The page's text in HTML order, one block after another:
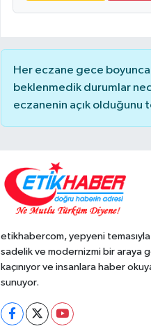
Her eczane gece boyunca
beklenmedik durumlar
eczanenin açık olduğunu
etikhabercom, yepyeni
sadelik ve modernizmi bir araya
kaçınıyor ve insanlara haber
sunuyor.